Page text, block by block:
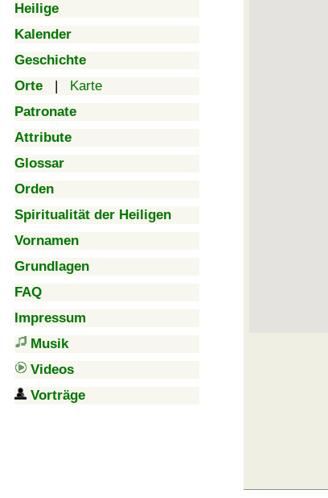
Heilige
Kalender
Geschichte
Orte | Karte
Patronate
Attribute
Glossar
Orden
Spiritualität der Heiligen
Vornamen
Grundlagen
FAQ
Impressum
Musik
Videos
Vorträge